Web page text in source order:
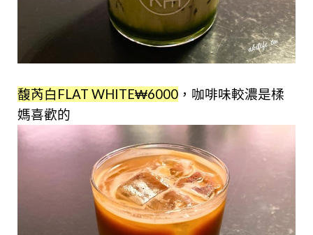
馥芮白FLAT WHITE₩6000 ，咖啡味較濃是楺
媽喜歡的